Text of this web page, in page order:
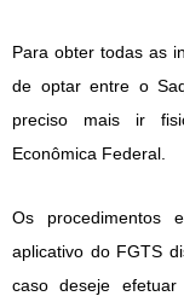
Para obter todas as
de optar entre o
preciso mais ir
Econômica Federal.
Os procedimentos
aplicativo do FGTS
caso deseje